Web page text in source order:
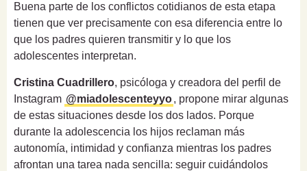
Buena parte de los conflictos cotidianos de esta etapa
tienen que ver precisamente con esa diferencia entre lo
que los padres quieren transmitir y lo que los
adolescentes interpretan.
Cristina Cuadrillero, psicóloga y creadora del perfil de
Instagram @miadolescenteyyo, propone mirar algunas
de estas situaciones desde los dos lados. Porque
durante la adolescencia los hijos reclaman más
autonomía, intimidad y confianza mientras los padres
afrontan una tarea nada sencilla: seguir cuidándolos